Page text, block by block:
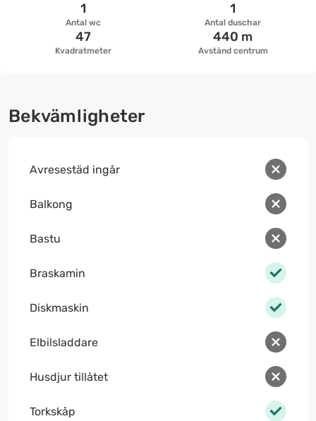
Antal wc
1
Antal duschar
1
Kvadratmeter
47
Avstånd centrum
440 m
Bekvämligheter
Avresestäd ingår
Balkong
Bastu
Braskamin
Diskmaskin
Elbilsladdare
Husdjur tillåtet
Torkskåp